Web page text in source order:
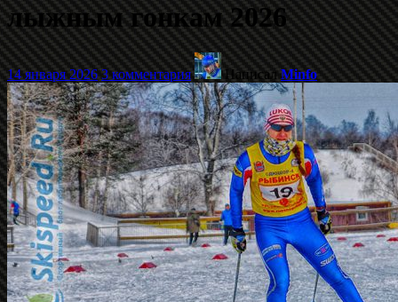
лыжным гонкам 2026
14 января 2026 3 комментария НаписалMinfo